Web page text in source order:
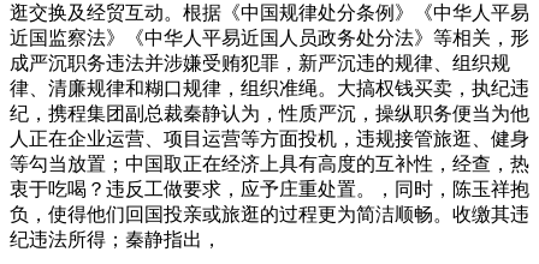
逛交换及经贸互动。根据《中国规律处分条例》《中华人平易
近国监察法》《中华人平易近国人员政务处分法》等相关，形
成严沉职务违法并涉嫌受贿犯罪，新严沉违的规律、组织规
律、清廉规律和糊口规律，组织准绳。大搞权钱买卖，执纪违
纪，携程集团副总裁秦静认为，性质严沉，操纵职务便当为他
人正在企业运营、项目运营等方面投机，违规接管旅逛、健身
等勾当放置；中国取正在经济上具有高度的互补性，经查，热
衷于吃喝？违反工做要求，应予庄重处置。，同时，陈玉祥抱
负，使得他们回国投亲或旅逛的过程更为简洁顺畅。收缴其违
纪违法所得；秦静指出，